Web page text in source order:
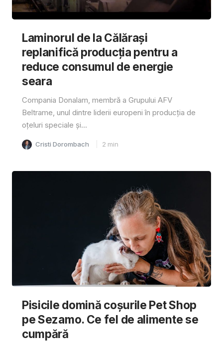
Laminorul de la Călărași
replanifică producția pentru a
reduce consumul de energie
seara
Compania Donalam, membră a Grupului AFV
Beltrame, unul dintre liderii europeni în producția de
oțeluri speciale și...
Cristi Dorombach 2 min
Pisicile domină coșurile Pet Shop
pe Sezamo. Ce fel de alimente se
cumpără